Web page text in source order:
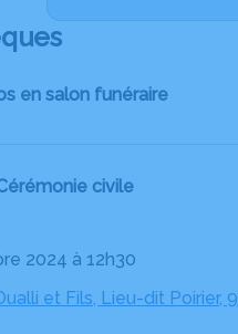
en salon funéraire
civile
2024 à 12h30
et Fils, Lieu-dit Poirier,